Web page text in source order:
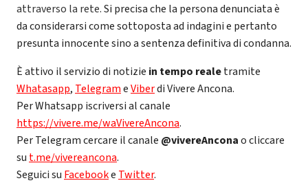
attraverso la rete.Si precisa che la persona denunciata è
da considerarsi come sottoposta ad indagini e pertanto
presunta innocente sino a sentenza definitiva di condanna.
È attivo il servizio di notizie in tempo realetramite
Whatasapp, TelegrameViberdi Vivere Ancona.
Per Whatsapp iscriversi al canale
https://vivere.me/waVivereAncona.
Per Telegram cercare il canale @vivereAnconao cliccare
su t.me/vivereancona.
Seguici su Facebooke Twitter.